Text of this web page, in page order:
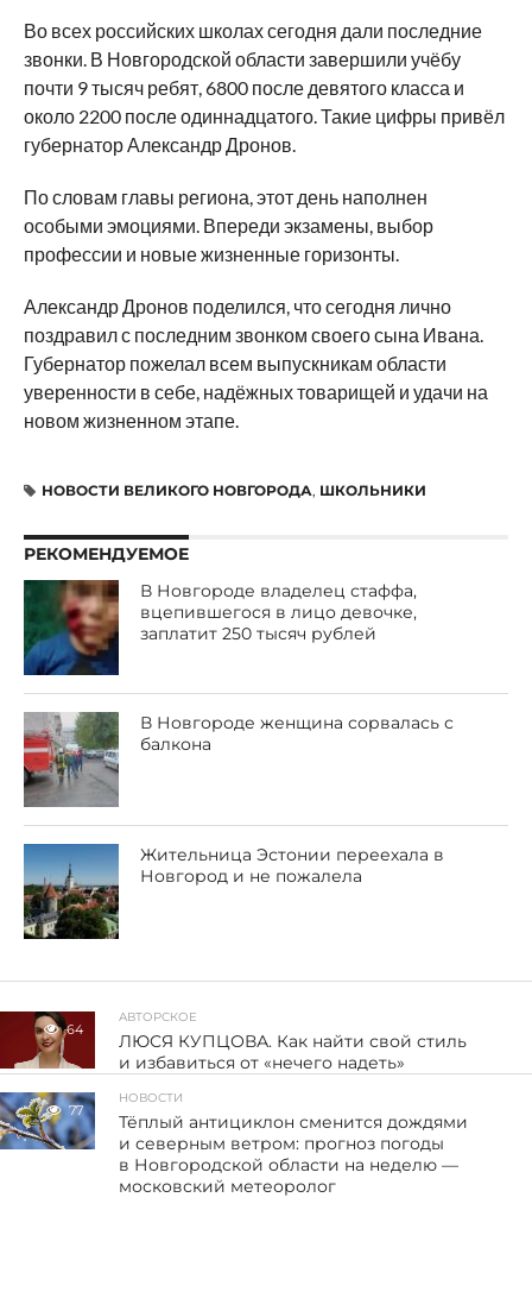
Во всех российских школах сегодня дали последние
звонки. В Новгородской области завершили учёбу
почти 9 тысяч ребят, 6800 после девятого класса и
около 2200 после одиннадцатого. Такие цифры привёл
губернатор Александр Дронов.
По словам главы региона, этот день наполнен
особыми эмоциями. Впереди экзамены, выбор
профессии и новые жизненные горизонты.
Александр Дронов поделился, что сегодня лично
поздравил с последним звонком своего сына Ивана.
Губернатор пожелал всем выпускникам области
уверенности в себе, надёжных товарищей и удачи на
новом жизненном этапе.
НОВОСТИ ВЕЛИКОГО НОВГОРОДА, ШКОЛЬНИКИ
РЕКОМЕНДУЕМОЕ
В Новгороде владелец стаффа,
вцепившегося в лицо девочке,
заплатит 250 тысяч рублей
В Новгороде женщина сорвалась с
балкона
Жительница Эстонии переехала в
Новгород и не пожалела
64
АВТОРСКОЕ
ЛЮСЯ КУПЦОВА. Как найти свой стиль
и избавиться от «нечего надеть»
77
НОВОСТИ
Тёплый антициклон сменится дождями
и северным ветром: прогноз погоды
в Новгородской области на неделю —
московский метеоролог